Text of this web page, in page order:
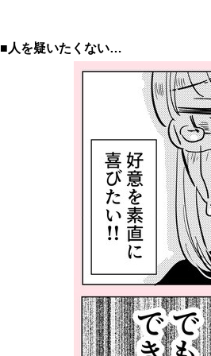
■人を疑いたくない…